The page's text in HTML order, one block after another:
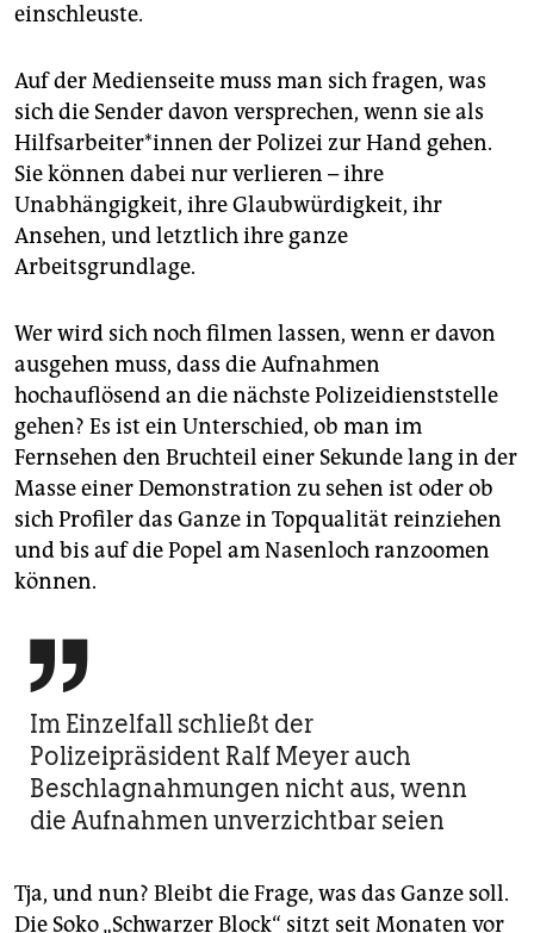
einschleuste.
Auf der Medienseite muss man sich fragen, was
sich die Sender davon versprechen, wenn sie als
Hilfsarbeiter*innen der Polizei zur Hand gehen.
Sie können dabei nur verlieren – ihre
Unabhängigkeit, ihre Glaubwürdigkeit, ihr
Ansehen, und letztlich ihre ganze
Arbeitsgrundlage.
Wer wird sich noch filmen lassen, wenn er davon
ausgehen muss, dass die Aufnahmen
hochauflösend an die nächste Polizeidienststelle
gehen? Es ist ein Unterschied, ob man im
Fernsehen den Bruchteil einer Sekunde lang in der
Masse einer Demonstration zu sehen ist oder ob
sich Profiler das Ganze in Topqualität reinziehen
und bis auf die Popel am Nasenloch ranzoomen
können.

Im Einzelfall schließt der
Polizeipräsident Ralf Meyer auch
Beschlagnahmungen nicht aus, wenn
die Aufnahmen unverzichtbar seien
Tja, und nun? Bleibt die Frage, was das Ganze soll.
Die Soko „Schwarzer Block“ sitzt seit Monaten vor